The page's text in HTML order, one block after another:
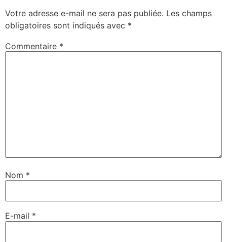
Votre adresse e-mail ne sera pas publiée. Les champs
obligatoires sont indiqués avec *
Commentaire *
Nom *
E-mail *